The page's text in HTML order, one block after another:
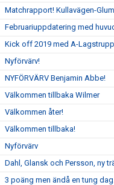
Matchrapport! Kullavägen-
Februariuppdatering med
Kick off 2019 med A-
Nyförvärv!
NYFÖRVÄRV Benjamin Abbe!
Välkommen tillbaka Wilmer
Välkommen åter!
Välkommen tillbaka!
Nyförvärv
Dahl, Glansk och Persson, ny
3 poäng men ändå en tung